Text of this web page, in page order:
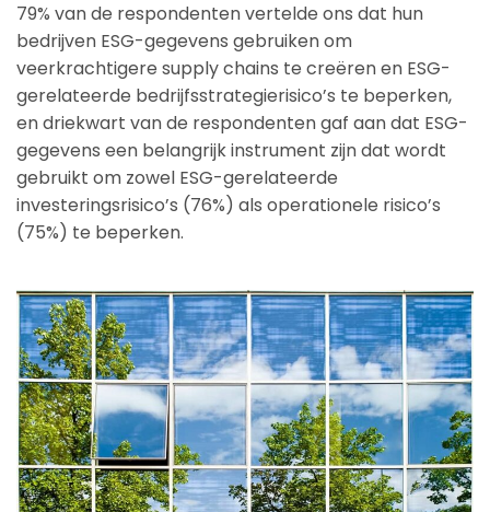
79% van de respondenten vertelde ons dat hun
bedrijven ESG-gegevens gebruiken om
veerkrachtigere supply chains te creëren en ESG-
gerelateerde bedrijfsstrategierisico’s te beperken,
en driekwart van de respondenten gaf aan dat ESG-
gegevens een belangrijk instrument zijn dat wordt
gebruikt om zowel ESG-gerelateerde
investeringsrisico’s (76%) als operationele risico’s
(75%) te beperken.